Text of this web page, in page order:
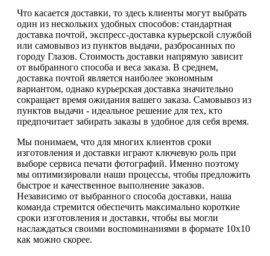
Что касается доставки, то здесь клиенты могут выбрать
один из нескольких удобных способов: стандартная
доставка почтой, экспресс-доставка курьерской службой
или самовывоз из пунктов выдачи, разбросанных по
городу Глазов. Стоимость доставки напрямую зависит
от выбранного способа и веса заказа. В среднем,
доставка почтой является наиболее экономным
вариантом, однако курьерская доставка значительно
сокращает время ожидания вашего заказа. Самовывоз из
пунктов выдачи - идеальное решение для тех, кто
предпочитает забирать заказы в удобное для себя время.
Мы понимаем, что для многих клиентов сроки
изготовления и доставки играют ключевую роль при
выборе сервиса печати фотографий. Именно поэтому
мы оптимизировали наши процессы, чтобы предложить
быстрое и качественное выполнение заказов.
Независимо от выбранного способа доставки, наша
команда стремится обеспечить максимально короткие
сроки изготовления и доставки, чтобы вы могли
наслаждаться своими воспоминаниями в формате 10х10
как можно скорее.